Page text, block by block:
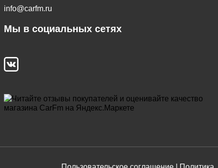
info@carfm.ru
Мы в социальных сетях